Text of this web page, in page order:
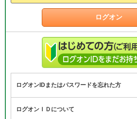
ログオンIDまたはパスワードを忘れた方
ログオンＩＤについて